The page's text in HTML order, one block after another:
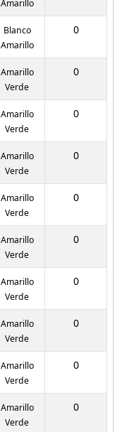
Amarillo
Blanco
Amarillo
0
Amarillo
Verde
0
Amarillo
Verde
0
Amarillo
Verde
0
Amarillo
Verde
0
Amarillo
Verde
0
Amarillo
Verde
0
Amarillo
Verde
0
Amarillo
Verde
0
Amarillo
Verde
0